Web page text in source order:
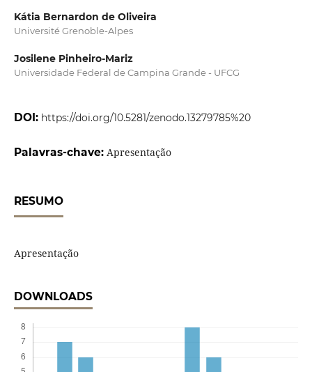
Kátia Bernardon de Oliveira
Université Grenoble-Alpes
Josilene Pinheiro-Mariz
Universidade Federal de Campina Grande - UFCG
DOI: https://doi.org/10.5281/zenodo.13279785%20
Palavras-chave: Apresentação
RESUMO
Apresentação
DOWNLOADS